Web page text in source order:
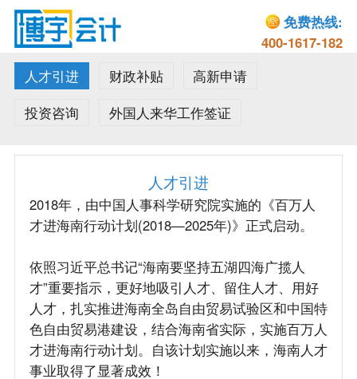
免费热线:
400-1617-182
人才引进
财政补贴
高新申请
投资咨询
外国人来华工作签证
人才引进
2018年，由中国人事科学研究院实施的《百万人
才进海南行动计划(2018—2025年)》正式启动。
依照习近平总书记“海南要坚持五湖四海广揽人
才”重要指示，更好地吸引人才、留住人才、用好
人才，扎实推进海南全岛自由贸易试验区和中国特
色自由贸易港建设，结合海南省实际，实施百万人
才进海南行动计划。自该计划实施以来，海南人才
事业取得了显著成效！